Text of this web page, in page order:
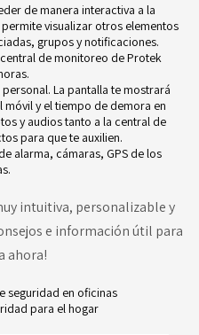
de manera interactiva a la
visualizar otros elementos
grupos y notificaciones.
de monitoreo de Protek
La pantalla te mostrará
y el tiempo de demora en
y audios tanto a la central de
para que te auxilien.
alarma, cámaras, GPS de los
intuitiva, personalizable y
e información útil para
ahora!
seguridad en oficinas
para el hogar